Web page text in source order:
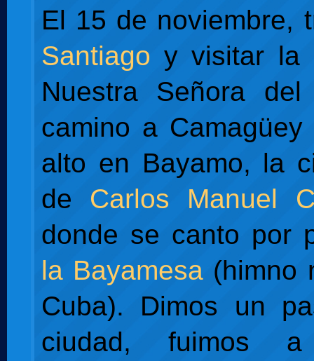
El 15 de noviembre,
Santiago y visitar la
Nuestra Señora
camino a
alto en Bayamo, la
de Carlos Manuel
donde se canto por
la Bayamesa (himno
Cuba). Dimos un
ciudad, fuimos a